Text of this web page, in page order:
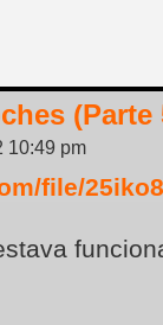
(Parte
10:49 pm
file/